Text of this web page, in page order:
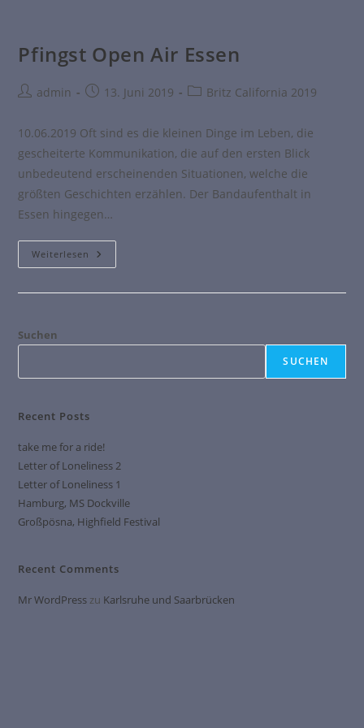
Pfingst Open Air Essen
admin 13. Juni 2019 Britz California 2019
10.06.2019 Oft sind es die kleinen Dinge im Leben, die
gescheiterte Kommunikation, die auf den ersten Blick
unbedeutend erscheinenden Situationen, welche die
größten Geschichten erzählen. Der Bandaufenthalt in
Essen hingegen…
Weiterlesen
Suchen
SUCHEN
Recent Posts
take me for a ride!
Letter of Loneliness 2
Letter of Loneliness 1
Hamburg, MS Dockville
Großpösna, Highfield Festival
Recent Comments
Mr WordPress zu Karlsruhe und Saarbrücken